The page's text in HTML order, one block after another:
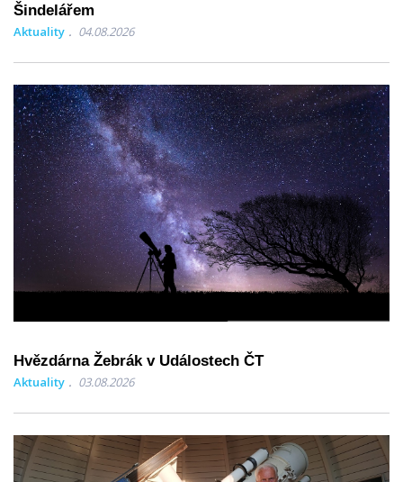
Šindelářem
Aktuality 04.08.2026
Hvězdárna Žebrák v Událostech ČT
Aktuality 03.08.2026